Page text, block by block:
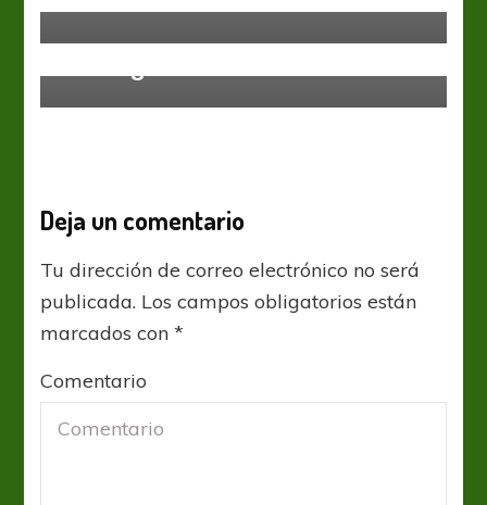
Deja un comentario
Tu dirección de correo electrónico no será
publicada. Los campos obligatorios están
marcados con*
Comentario